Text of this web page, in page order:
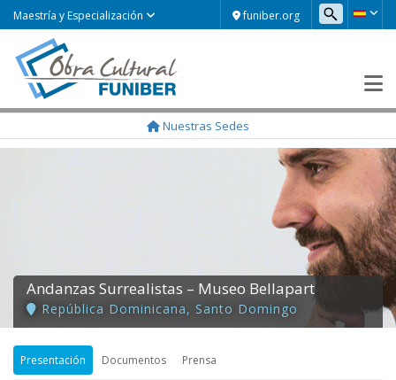
funiber.org
Maestría y Especialización
Nuestras Sedes
Andanzas Surrealistas – Museo Bellapart
República Dominicana, Santo Domingo
Presentación Documentos Prensa